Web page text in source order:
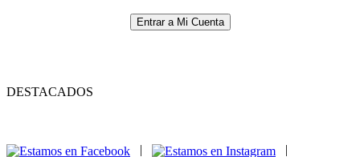
Entrar a Mi Cuenta
DESTACADOS